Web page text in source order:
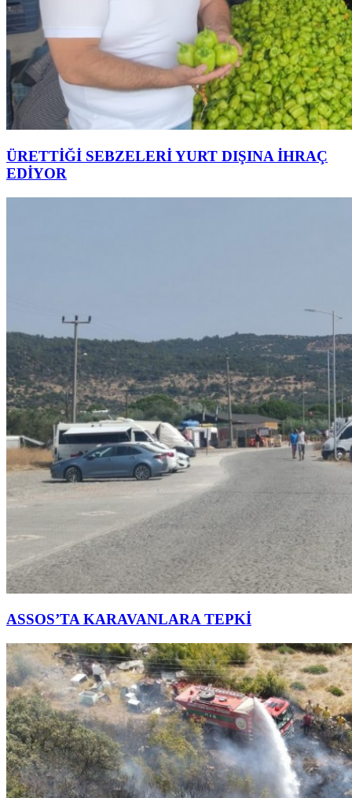
ÜRETTİĞİ SEBZELERİ YURT DIŞINA İHRAÇ
EDİYOR
ASSOS’TA KARAVANLARA TEPKİ